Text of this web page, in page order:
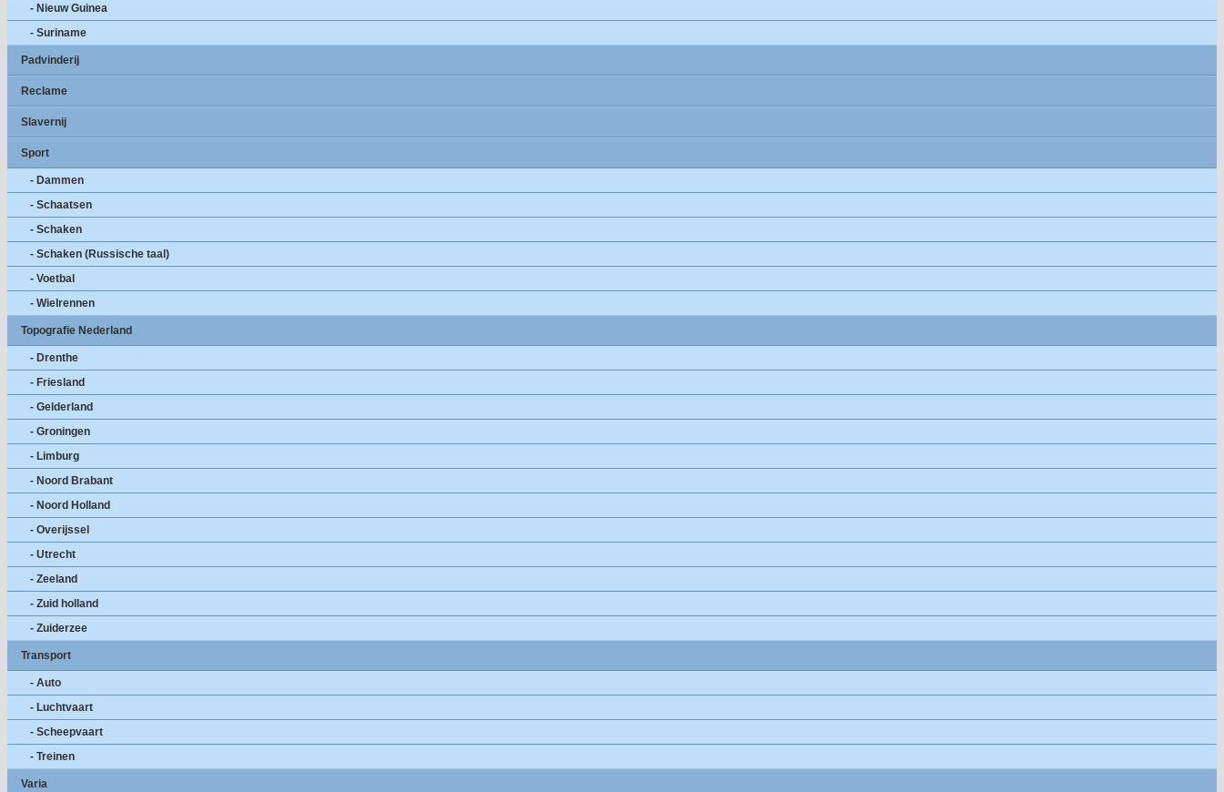
- Nieuw Guinea
- Suriname
Padvinderij
Reclame
Slavernij
Sport
- Dammen
- Schaatsen
- Schaken
- Schaken (Russische taal)
- Voetbal
- Wielrennen
Topografie Nederland
- Drenthe
- Friesland
- Gelderland
- Groningen
- Limburg
- Noord Brabant
- Noord Holland
- Overijssel
- Utrecht
- Zeeland
- Zuid holland
- Zuiderzee
Transport
- Auto
- Luchtvaart
- Scheepvaart
- Treinen
Varia